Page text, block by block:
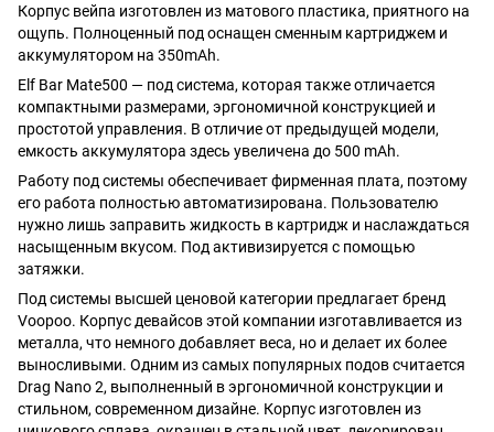
Корпус вейпа изготовлен из матового пластика, приятного на
ощупь. Полноценный под оснащен сменным картриджем и
аккумулятором на 350mAh.
Elf Bar Mate500 — под система, которая также отличается
компактными размерами, эргономичной конструкцией и
простотой управления. В отличие от предыдущей модели,
емкость аккумулятора здесь увеличена до 500 mAh.
Работу под системы обеспечивает фирменная плата, поэтому
его работа полностью автоматизирована. Пользователю
нужно лишь заправить жидкость в картридж и наслаждаться
насыщенным вкусом. Под активизируется с помощью
затяжки.
Под системы высшей ценовой категории предлагает бренд
Voopoo. Корпус девайсов этой компании изготавливается из
металла, что немного добавляет веса, но и делает их более
выносливыми. Одним из самых популярных подов считается
Drag Nano 2, выполненный в эргономичной конструкции и
стильном, современном дизайне. Корпус изготовлен из